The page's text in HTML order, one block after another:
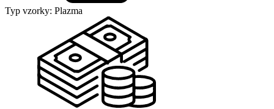
Typ vzorky: Plazma